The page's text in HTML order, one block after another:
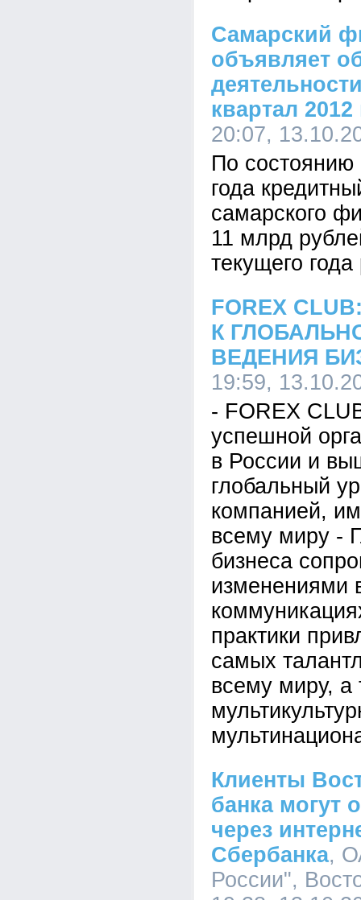
Самарский
объявляет
квартал 2012
20:07,
По состоянию
года
самарского
11 млрд
текущего
FOREX
К
ВЕДЕНИЯ
19:59,
- FOREX
успешной
в России и
глобальный
компанией,
всему миру -
бизнеса
изменениями
практики
самых
всему миру, а
Клиенты
банка могут
через
Сбербанка,
России",